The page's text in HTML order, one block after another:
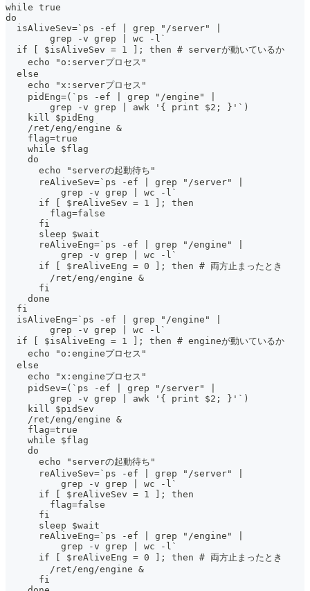
while true
do
  isAliveSev=`ps -ef | grep "/server" |
        grep -v grep | wc -l`
  if [ $isAliveSev = 1 ]; then # serverが動いているか
    echo "o:serverプロセス"
  else
    echo "x:serverプロセス"
    pidEng=(`ps -ef | grep "/engine" |
        grep -v grep | awk '{ print $2; }'`)
    kill $pidEng
    /ret/eng/engine &
    flag=true
    while $flag
    do
      echo "serverの起動待ち"
      reAliveSev=`ps -ef | grep "/server" |
          grep -v grep | wc -l`
      if [ $reAliveSev = 1 ]; then
        flag=false
      fi
      sleep $wait
      reAliveEng=`ps -ef | grep "/engine" |
          grep -v grep | wc -l`
      if [ $reAliveEng = 0 ]; then # 両方止まったとき
        /ret/eng/engine &
      fi
    done
  fi
  isAliveEng=`ps -ef | grep "/engine" |
        grep -v grep | wc -l`
  if [ $isAliveEng = 1 ]; then # engineが動いているか
    echo "o:engineプロセス"
  else
    echo "x:engineプロセス"
    pidSev=(`ps -ef | grep "/server" |
        grep -v grep | awk '{ print $2; }'`)
    kill $pidSev
    /ret/eng/engine &
    flag=true
    while $flag
    do
      echo "serverの起動待ち"
      reAliveSev=`ps -ef | grep "/server" |
          grep -v grep | wc -l`
      if [ $reAliveSev = 1 ]; then
        flag=false
      fi
      sleep $wait
      reAliveEng=`ps -ef | grep "/engine" |
          grep -v grep | wc -l`
      if [ $reAliveEng = 0 ]; then # 両方止まったとき
        /ret/eng/engine &
      fi